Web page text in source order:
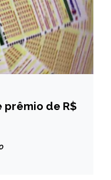
prêmio de R$